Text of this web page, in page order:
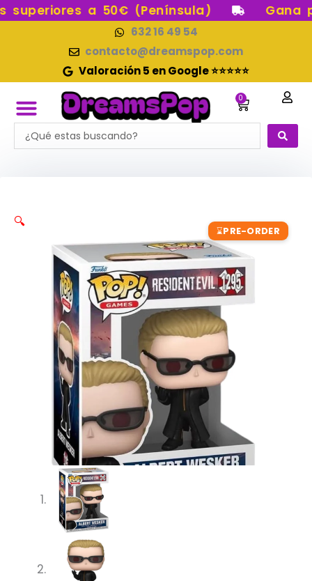
Ir
a 50€ (Península) Gana
632 16 49 54
contacto@dreamspop.com
Valoración 5 en Google ⭐⭐⭐⭐⭐
0
Carrito
Search
...
⌛PRE-ORDER
🔍